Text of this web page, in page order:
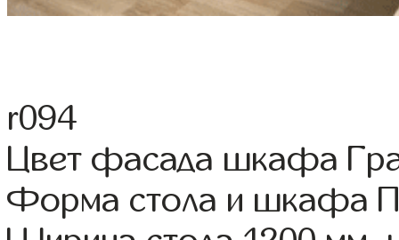
r094
Цвет фасада шкафа
Форма стола и шкафа